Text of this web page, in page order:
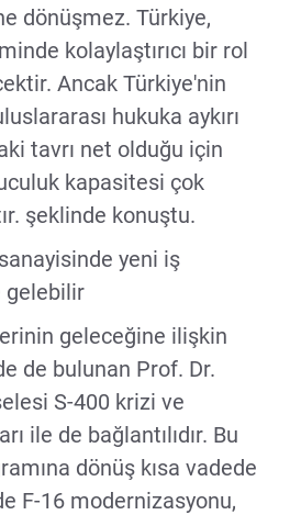
dönüşmez. Türkiye,
kolaylaştırıcı bir rol
Ancak Türkiye'nin
hukuka aykırı
tavrı net olduğu için
kapasitesi çok
şeklinde konuştu.
yeni iş
gelebilir
geleceğine ilişkin
de bulunan Prof. Dr.
S-400 krizi ve
ile de bağlantılıdır. Bu
dönüş kısa vadede
F-16 modernizasyonu,